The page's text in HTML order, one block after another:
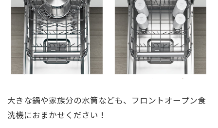
大きな鍋や家族分の水筒なども、フロントオープン食
洗機におまかせください！